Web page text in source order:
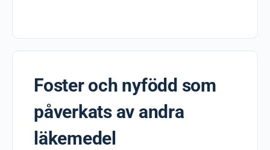
Foster och nyfödd som
påverkats av andra
läkemedel